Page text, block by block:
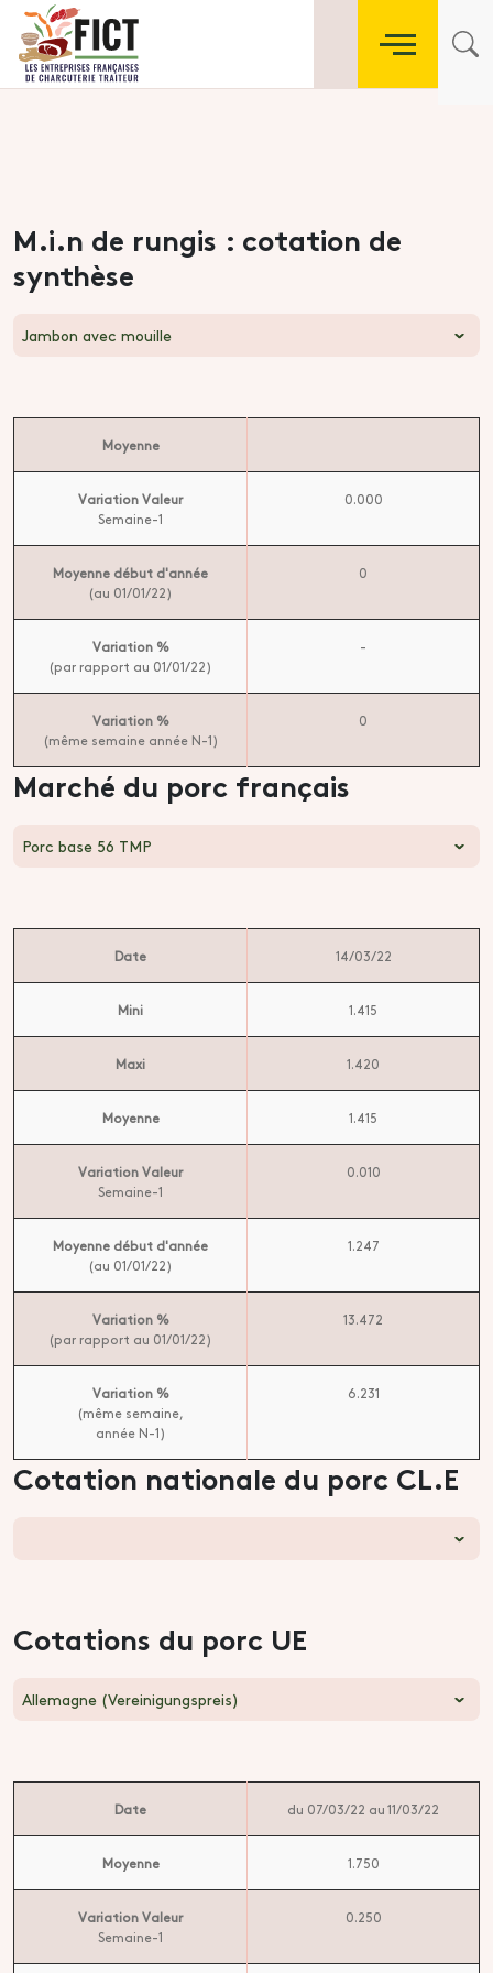
M.i.n de rungis : cotation de
synthèse
Jambon avec mouille
Moyenne
Variation Valeur
Semaine-1
0.000
Moyenne début d'année
(au 01/01/22)
0
Variation %
(par rapport au 01/01/22)
-
Variation %
(même semaine année N-1)
0
Marché du porc français
Porc base 56 TMP
Date 14/03/22
Mini 1.415
Maxi 1.420
Moyenne 1.415
Variation Valeur
Semaine-1
0.010
Moyenne début d'année
(au 01/01/22)
1.247
Variation %
(par rapport au 01/01/22)
13.472
Variation %
(même semaine,
année N-1)
6.231
Cotation nationale du porc CL.E
Cotations du porc UE
Allemagne (Vereinigungspreis)
Date du 07/03/22 au 11/03/22
Moyenne 1.750
Variation Valeur
Semaine-1
0.250